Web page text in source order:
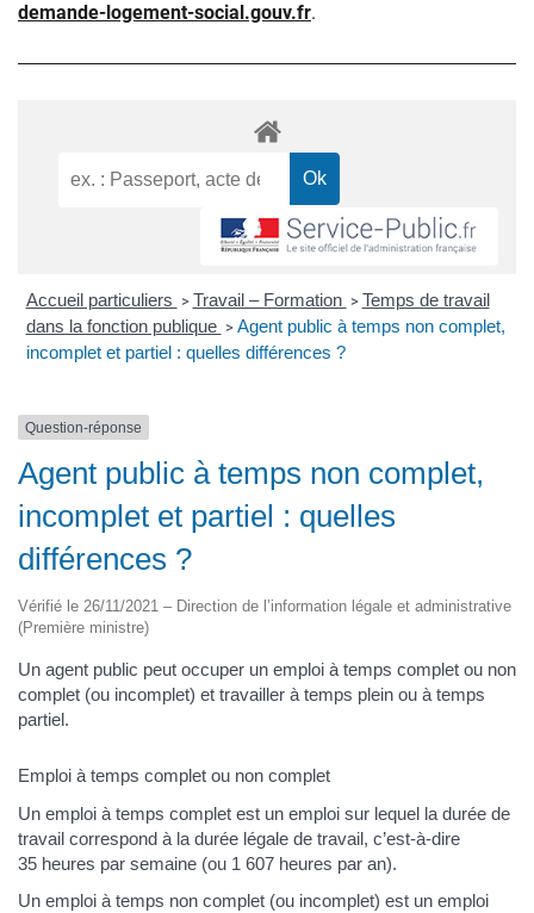
demande-logement-social.gouv.fr.
Accueil particuliers > Travail – Formation > Temps de travail
dans la fonction publique > Agent public à temps non complet,
incomplet et partiel : quelles différences ?
Question-réponse
Agent public à temps non complet,
incomplet et partiel : quelles
différences ?
Vérifié le 26/11/2021 – Direction de l’information légale et administrative
(Première ministre)
Un agent public peut occuper un emploi à temps complet ou non
complet (ou incomplet) et travailler à temps plein ou à temps
partiel.
Emploi à temps complet ou non complet
Un emploi à temps complet est un emploi sur lequel la durée de
travail correspond à la durée légale de travail, c’est-à-dire
35 heures par semaine (ou 1 607 heures par an).
Un emploi à temps non complet (ou incomplet) est un emploi